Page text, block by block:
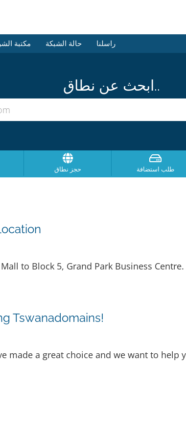
مكتبة حالة الشبكة راسلنا
ابحث عن نطاق..
حجز نطاق طلب استضافة
to Block 5, Grand Park Business
Tswanadomains!
made a great choice and we want to